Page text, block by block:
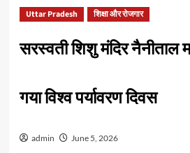
Uttar Pradesh शिक्षा और रोजगार
सरस्वती शिशु मंदिर नैनीताल
गया विश्व पर्यावरण दिवस
admin June 5, 2026